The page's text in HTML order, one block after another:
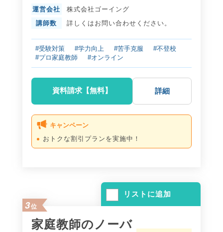
運営会社
株式会社ゴーイング
講師数
詳しくはお問い合わせください。
#受験対策 #学力向上 #苦手克服
#不登校
#プロ家庭教師
#オンライン
資料請求【無料】 詳細
キャンペーン
おトクな割引プランを実施中！
リストに追加
3位
家庭教師のノーバ